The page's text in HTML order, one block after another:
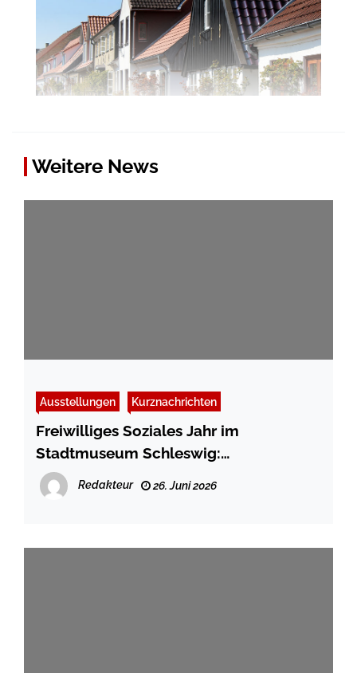
Weitere News
Ausstellungen Kurznachrichten
Freiwilliges Soziales Jahr im
Stadtmuseum Schleswig:
Abwechslungsreiche Aufgaben und
spannende Einblicke
Redakteur 26. Juni 2026